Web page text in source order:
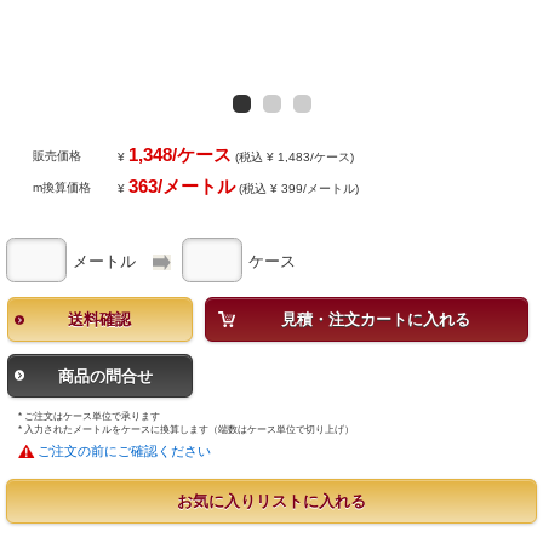
販売価格 ¥ 1,348/ケース (税込 ¥ 1,483/ケース)
m換算価格 ¥363/メートル(税込 ¥ 399/メートル)
メートル ケース
送料確認 見積・注文カートに入れる
商品の問合せ
* ご注文はケース単位で承ります
* 入力されたメートルをケースに換算します（端数はケース単位で切り上げ）
ご注文の前にご確認ください
お気に入りリストに入れる